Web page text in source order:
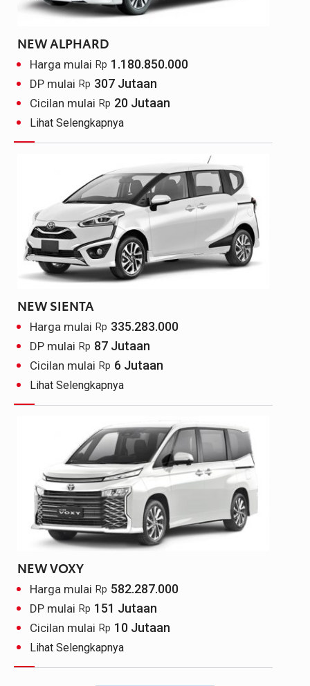
NEW ALPHARD
Harga mulai Rp 1.180.850.000
DP mulai Rp 307 Jutaan
Cicilan mulai Rp 20 Jutaan
Lihat Selengkapnya
NEW SIENTA
Harga mulai Rp 335.283.000
DP mulai Rp 87 Jutaan
Cicilan mulai Rp 6 Jutaan
Lihat Selengkapnya
NEW VOXY
Harga mulai Rp 582.287.000
DP mulai Rp 151 Jutaan
Cicilan mulai Rp 10 Jutaan
Lihat Selengkapnya